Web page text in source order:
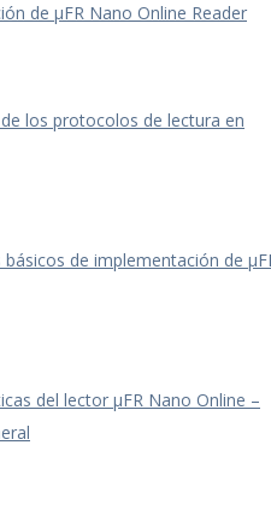
de μFR Nano Online Reader
los protocolos de lectura en
básicos de implementación de
del lector μFR Nano Online –